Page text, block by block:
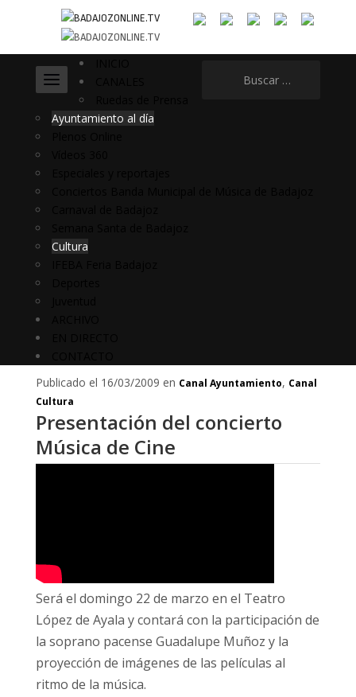
Ayuntamiento al día
Cultura
Publicado el 16/03/2009 en Canal Ayuntamiento, Canal
Cultura
Presentación del concierto
Música de Cine
Será el domingo 22 de marzo en el Teatro
López de Ayala y contará con la participación de
la soprano pacense Guadalupe Muñoz y la
proyección de imágenes de las películas al
ritmo de la música.